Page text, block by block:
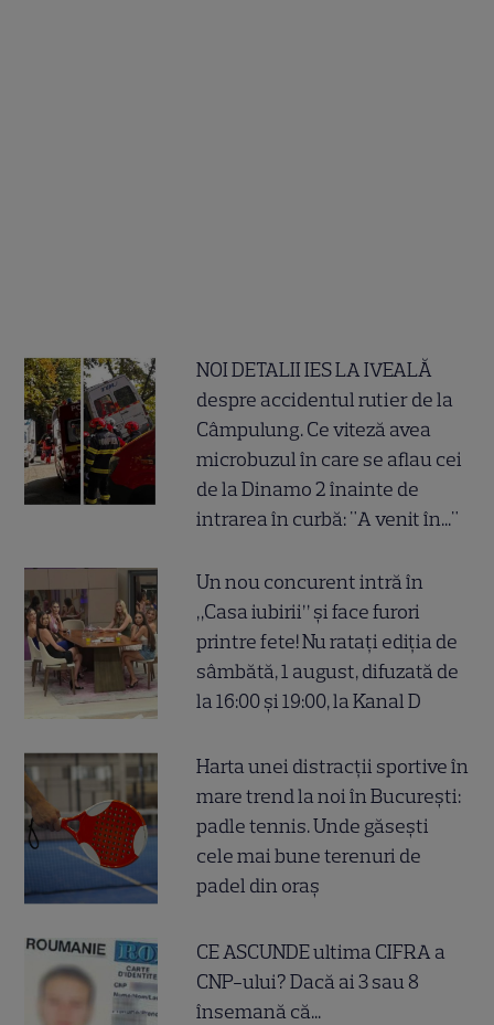
NOI DETALII IES LA IVEALĂ
despre accidentul rutier de la
Câmpulung. Ce viteză avea
microbuzul în care se aflau cei
de la Dinamo 2 înainte de
intrarea în curbă: "A venit în..."
Un nou concurent intră în
„Casa iubirii” și face furori
printre fete! Nu ratați ediția de
sâmbătă, 1 august, difuzată de
la 16:00 și 19:00, la Kanal D
Harta unei distracții sportive în
mare trend la noi în București:
padle tennis. Unde găsești
cele mai bune terenuri de
padel din oraș
CE ASCUNDE ultima CIFRA a
CNP-ului? Dacă ai 3 sau 8
însemană că...